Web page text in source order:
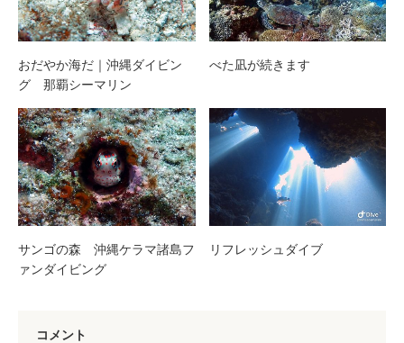
おだやか海だ｜沖縄ダイビン
グ 那覇シーマリン
べた凪が続きます
サンゴの森 沖縄ケラマ諸島フ
ァンダイビング
リフレッシュダイブ
コメント